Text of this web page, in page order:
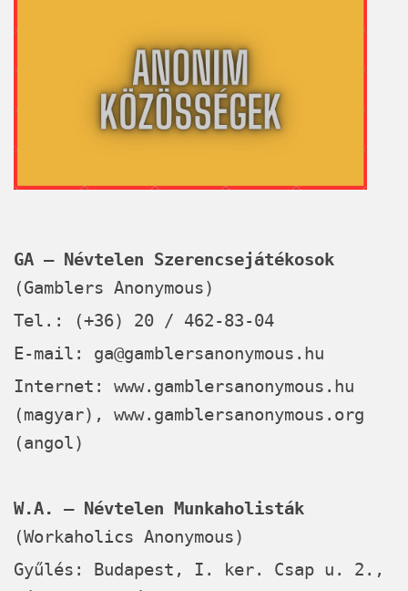
GA – Névtelen Szerencsejátékosok
(Gamblers Anonymous)
Tel.: (+36) 20 / 462-83-04
E-mail: ga@gamblersanonymous.hu
Internet: www.gamblersanonymous.hu
(magyar), www.gamblersanonymous.org
(angol)
W.A. – Névtelen Munkaholisták
(Workaholics Anonymous)
Gyűlés: Budapest, I. ker. Csap u. 2.,